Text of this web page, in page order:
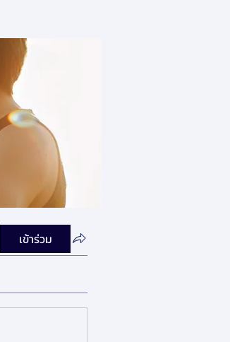
เข้าร่วม